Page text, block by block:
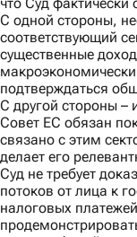
что Суд
С одной стороны,
соответствующий
существенные
подтверждаться
С другой стороны –
Совет ЕС обязан
связано с этим
делает его
Суд не требует
потоков от лица к
налоговых